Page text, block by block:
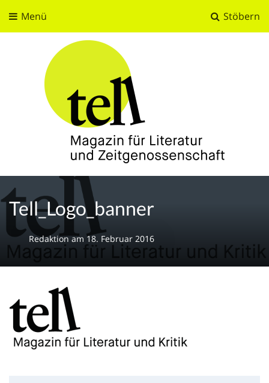
Stöbern
Menü
tell
Magazin für Literatur und Zeitgenossenschaft
Tell_Logo_banner
Redaktionam 18. Februar 2016